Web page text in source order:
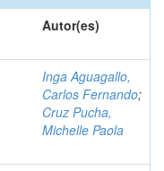
Autor(es)
Inga Aguagallo,
Carlos Fernando;
Cruz Pucha,
Michelle Paola